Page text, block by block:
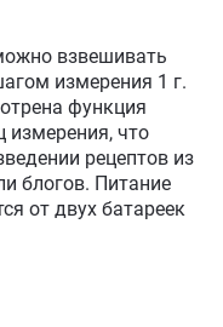
взвешивать
измерения 1 г.
функция
измерения, что
рецептов из
блогов. Питание
от двух батареек